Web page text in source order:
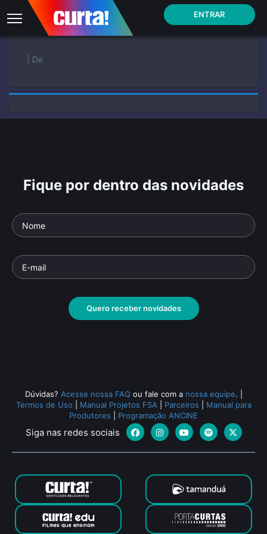
ENTRAR
| De
Fique por dentro das novidades
Quero receber novidades
Dúvidas? Acesse nossa FAQ ou fale com a nossa equipe.
Termos de Uso
Manual Projetos FSA Parceiros
Manual para
Produtores
Programação ANCINE
Siga nas redes sociais